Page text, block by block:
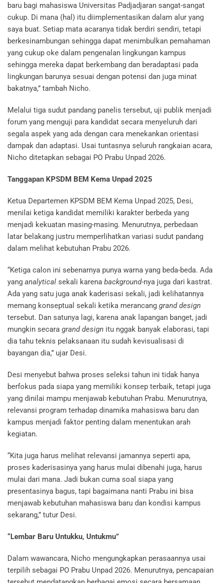
baru bagi mahasiswa Universitas Padjadjaran sangat-sangat
cukup. Di mana (hal) itu diimplementasikan dalam alur yang
saya buat. Setiap mata acaranya tidak berdiri sendiri, tetapi
berkesinambungan sehingga dapat menimbulkan pemahaman
yang cukup oke dalam pengenalan lingkungan kampus
sehingga mereka dapat berkembang dan beradaptasi pada
lingkungan barunya sesuai dengan potensi dan juga minat
bakatnya,” tambah Nicho.
Melalui tiga sudut pandang panelis tersebut, uji publik menjadi
forum yang menguji para kandidat secara menyeluruh dari
segala aspek yang ada dengan cara menekankan orientasi
dampak dan adaptasi. Usai tuntasnya seluruh rangkaian acara,
Nicho ditetapkan sebagai PO Prabu Unpad 2026.
Tanggapan KPSDM BEM Kema Unpad 2025
Ketua Departemen KPSDM BEM Kema Unpad 2025, Desi,
menilai ketiga kandidat memiliki karakter berbeda yang
menjadi kekuatan masing-masing. Menurutnya, perbedaan
latar belakang justru memperlihatkan variasi sudut pandang
dalam melihat kebutuhan Prabu 2026.
“Ketiga calon ini sebenarnya punya warna yang beda-beda. Ada
yang analytical sekali karena background-nya juga dari kastrat.
Ada yang satu juga anak kaderisasi sekali, jadi kelihatannya
memang konseptual sekali ketika merancang grand design
tersebut. Dan satunya lagi, karena anak lapangan banget, jadi
mungkin secara grand design itu nggak banyak elaborasi, tapi
dia tahu teknis pelaksanaan itu sudah kevisualisasi di
bayangan dia,” ujar Desi.
Desi menyebut bahwa proses seleksi tahun ini tidak hanya
berfokus pada siapa yang memiliki konsep terbaik, tetapi juga
yang dinilai mampu menjawab kebutuhan Prabu. Menurutnya,
relevansi program terhadap dinamika mahasiswa baru dan
kampus menjadi faktor penting dalam menentukan arah
kegiatan.
“Kita juga harus melihat relevansi jamannya seperti apa,
proses kaderisasinya yang harus mulai dibenahi juga, harus
mulai dari mana. Jadi bukan cuma soal siapa yang
presentasinya bagus, tapi bagaimana nanti Prabu ini bisa
menjawab kebutuhan mahasiswa baru dan kondisi kampus
sekarang,” tutur Desi.
“Lembar Baru Untukku, Untukmu”
Dalam wawancara, Nicho mengungkapkan perasaannya usai
terpilih sebagai PO Prabu Unpad 2026. Menurutnya, pencapaian